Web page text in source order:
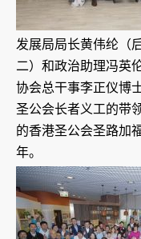
发展局局长黄伟纶（
二）和政治助理冯英
协会总干事李正仪博
圣公会长者义工的带
的香港圣公会圣路加
年。